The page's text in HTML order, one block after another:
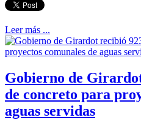
Leer más ...
Gobierno de
de concreto para
aguas servidas